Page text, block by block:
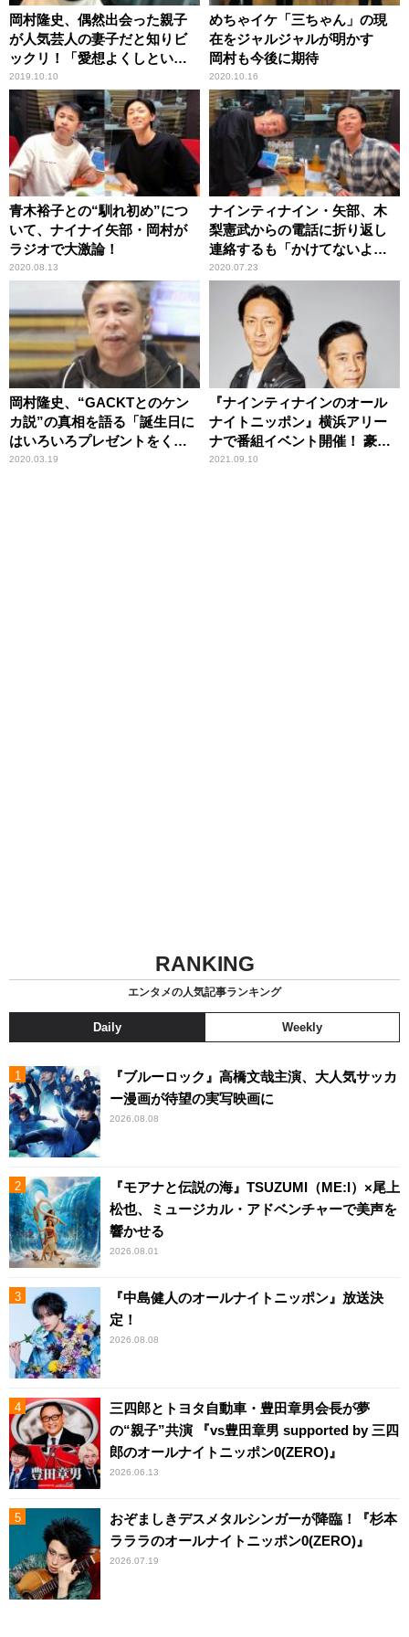
岡村隆史、偶然出会った親子
が人気芸人の妻子だと知りビ
ックリ！「愛想よくしといて
良かった」
2019.10.10
めちゃイケ「三ちゃん」の現
在をジャルジャルが明かす
岡村も今後に期待
2020.10.16
青木裕子との“馴れ初め”につ
いて、ナイナイ矢部・岡村が
ラジオで大激論！
2020.08.13
ナインティナイン・矢部、木
梨憲武からの電話に折り返し
連絡するも「かけてないよ」
と言われ戸惑う
2020.07.23
岡村隆史、“GACKTとのケン
カ説”の真相を語る「誕生日に
はいろいろプレゼントをくれ
る」
2020.03.19
『ナインティナインのオール
ナイトニッポン』横浜アリー
ナで番組イベント開催！ 豪華
ゲストも登場！
2021.09.10
RANKING
エンタメの人気記事ランキング
Daily Weekly
『ブルーロック』高橋文哉主演、大人気サッカ
ー漫画が待望の実写映画に
2026.08.08
『モアナと伝説の海』TSUZUMI（ME:I）×尾上
松也、ミュージカル・アドベンチャーで美声を
響かせる
2026.08.01
『中島健人のオールナイトニッポン』放送決
定！
2026.08.08
三四郎とトヨタ自動車・豊田章男会長が夢
の“親子”共演 『vs豊田章男 supported by 三四
郎のオールナイトニッポン0(ZERO)』
2026.06.13
おぞましきデスメタルシンガーが降臨！『杉本
ラララのオールナイトニッポン0(ZERO)』
2026.07.19